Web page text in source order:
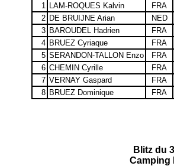
1
LAM-ROQUES Kalvin
FRA
2 DE BRUIJNE Arian
NED
3 BAROUDEL Hadrien
FRA
4 BRUEZ Cyriaque
FRA
5 SERANDON-TALLON Enzo
FRA
6 CHEMIN Cyrille
FRA
7 VERNAY Gaspard
FRA
8 BRUEZ Dominique FRA
Blitz du
Camping